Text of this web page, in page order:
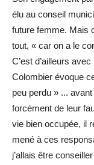
élu au conseil
future femme. Mais
tout, « car on a le
C’est d’ailleurs
Colombier évoque
peu perdu » ...
forcément de leur
vie bien occupée, il
mené à ces
j’allais être